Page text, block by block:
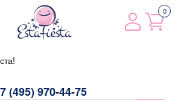
(495) 970-44-75
0